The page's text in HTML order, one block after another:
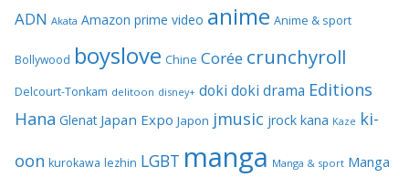
ADN Akata Amazon prime video anime Anime & sport
Bollywood boyslove Chine Corée crunchyroll
Delcourt-Tonkam delitoon disney+ doki doki drama Editions
Hana Glenat Japan Expo Japon jmusic jrock kana Kaze ki-
oon kurokawa lezhin LGBT manga Manga & sport Manga